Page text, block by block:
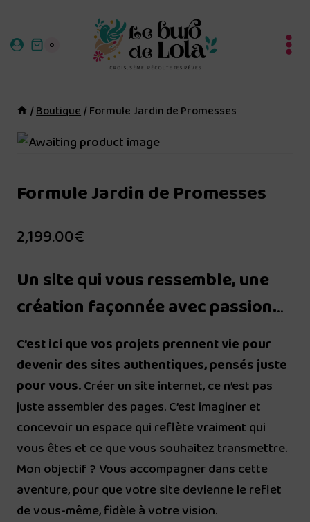
contenu
0
/Boutique/Formule Jardin de Promesses
Formule Jardin de Promesses
2,199.00€
Un site qui vous ressemble, une
création façonnée avec passion...
C’est ici que vos projets prennent vie pour
devenir des sites authentiques, pensés juste
pour vous.Créer un site internet, ce n’est pas
juste assembler des pages. C’est imaginer et
concevoir un espace qui reflète vraiment qui
vous êtes et ce que vous souhaitez transmettre.
Mon objectif ? Vous accompagner dans cette
aventure, pour que votre site devienne le reflet
de vous-même, fidèle à votre vision.